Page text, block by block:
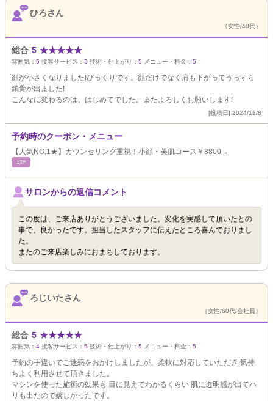
ひろさん
（女性/40代）
総合 5 ★★★★★
雰囲気： 5 接客サービス： 5 技術・仕上がり： 5 メニュー・料金： 5
顔が小さくなりました!びっくりです。顔だけでなく肩も下がってうっすら
鎖骨が出ました!
こんなに変わるのは、はじめてでした。またよろしくお願いします!
[投稿日] 2024/11/8
予約時のクーポン・メニュー
【人気NO,1★】カウンセリング重視！小顔・美肌コース￥8800→
ｴｽﾃ
サロンからの返信コメント
この度は、ご来店ありがとうございました。変化を実感して頂いたとの
事で、良かったです。担当したスタッフに伝えたところ喜んでおりまし
た。
またのご来店楽しみにおまちしております。
ろじいたさん
（女性/60代/会社員）
総合 5 ★★★★★
雰囲気： 4 接客サービス： 5 技術・仕上がり： 5 メニュー・料金： 5
予約の手違いでご迷惑をおかけしましたが、柔軟に対応していただき 気持
ちよく利用させて頂きました。
マシンを使った施術の効果も 目に見えてわかるくらい 肌に透明感が出てハ
リも出たので嬉しかったです。